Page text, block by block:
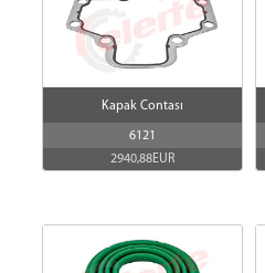
Kapak Contası
6121
2940,88EUR